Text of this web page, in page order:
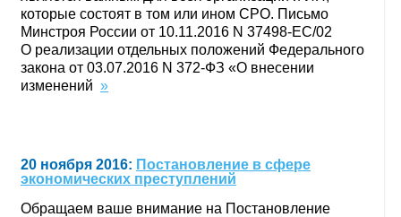
которые состоят в том или ином СРО. Письмо
Минстроя России от 10.11.2016 N 37498-ЕС/02
О реализации отдельных положений Федерального
закона от 03.07.2016 N 372-ФЗ «О внесении
изменений »
20 ноября 2016: Постановление в сфере
экономических преступлений
Обращаем ваше внимание на Постановление